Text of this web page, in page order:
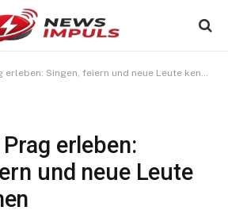
Singen, feiern und neue Leute kennenlernen
erleben:
und neue Leute